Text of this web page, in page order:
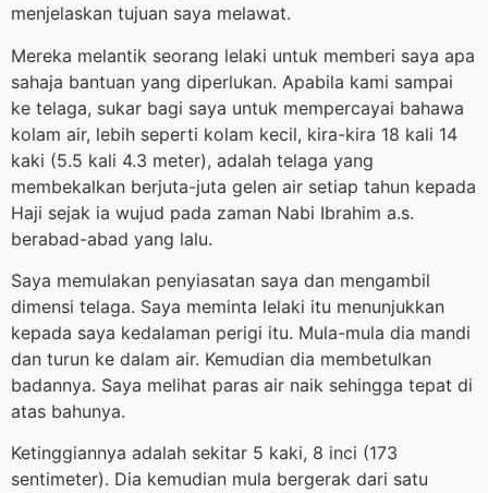
menjelaskan tujuan saya melawat.
Mereka melantik seorang lelaki untuk memberi saya apa
sahaja bantuan yang diperlukan. Apabila kami sampai
ke telaga, sukar bagi saya untuk mempercayai bahawa
kolam air, lebih seperti kolam kecil, kira-kira 18 kali 14
kaki (5.5 kali 4.3 meter), adalah telaga yang
membekalkan berjuta-juta gelen air setiap tahun kepada
Haji sejak ia wujud pada zaman Nabi Ibrahim a.s.
berabad-abad yang lalu.
Saya memulakan penyiasatan saya dan mengambil
dimensi telaga. Saya meminta lelaki itu menunjukkan
kepada saya kedalaman perigi itu. Mula-mula dia mandi
dan turun ke dalam air. Kemudian dia membetulkan
badannya. Saya melihat paras air naik sehingga tepat di
atas bahunya.
Ketinggiannya adalah sekitar 5 kaki, 8 inci (173
sentimeter). Dia kemudian mula bergerak dari satu